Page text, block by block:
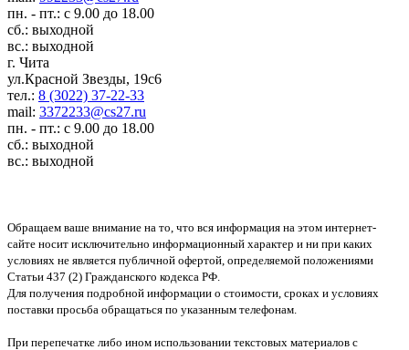
пн. - пт.: с 9.00 до 18.00
сб.: выходной
вс.: выходной
г. Чита
ул.Красной Звезды, 19с6
тел.: 8 (3022) 37-22-33
mail: 3372233@cs27.ru
пн. - пт.: с 9.00 до 18.00
сб.: выходной
вс.: выходной
Обращаем ваше внимание на то, что вся информация на этом интернет-
сайте носит исключительно информационный характер и ни при каких
условиях не является публичной офертой, определяемой положениями
Статьи 437 (2) Гражданского кодекса РФ.
Для получения подробной информации о стоимости, сроках и условиях
поставки просьба обращаться по указанным телефонам.
При перепечатке либо ином использовании текстовых материалов с